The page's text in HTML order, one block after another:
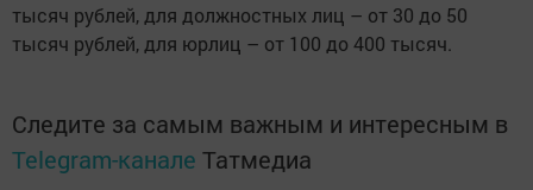
тысяч рублей, для должностных лиц – от 30 до 50
тысяч рублей, для юрлиц – от 100 до 400 тысяч.
Следите за самым важным и интересным в
Telegram-канале Татмедиа